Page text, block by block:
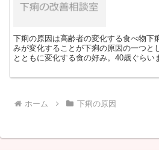
下痢の原因は高齢者の変化する食べ物下
みが変化することが下痢の原因の一つと
とともに変化する食の好み。40歳ぐらい
ホーム 下痢の原因